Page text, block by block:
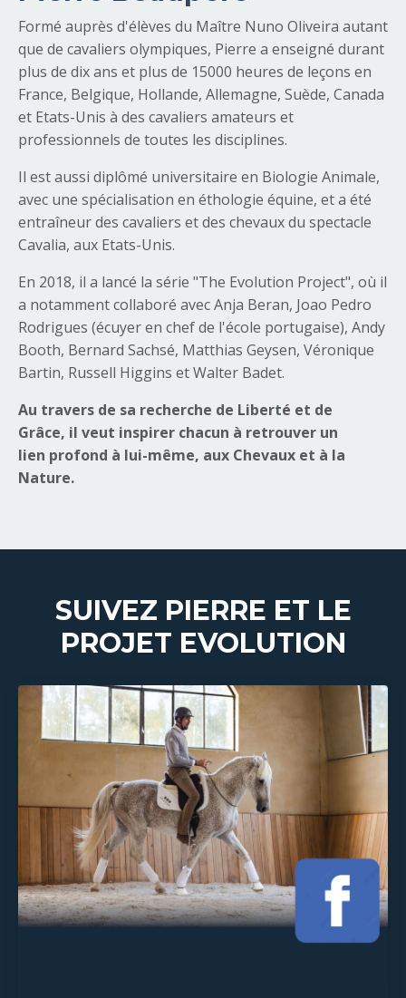
Formé auprès d'élèves du Maître Nuno Oliveira autant
que de cavaliers olympiques, Pierre a enseigné durant
plus de dix ans et plus de 15000 heures de leçons en
France, Belgique, Hollande, Allemagne, Suède, Canada
et Etats-Unis à des cavaliers amateurs et
professionnels de toutes les disciplines.
Il est aussi diplômé universitaire en Biologie Animale,
avec une spécialisation en éthologie équine, et a été
entraîneur des cavaliers et des chevaux du spectacle
Cavalia, aux Etats-Unis.
En 2018, il a lancé la série "The Evolution Project", où il
a notamment collaboré avecAnja Beran, Joao Pedro
Rodrigues (écuyer en chef de l'école portugaise), Andy
Booth, Bernard Sachsé, Matthias Geysen, Véronique
Bartin, Russell Higgins et Walter Badet.
Au travers de sa recherche de Liberté et de
Grâce, il veut inspirer chacun à retrouver un
lien profond à lui-même, aux Chevaux et à la
Nature.
SUIVEZ PIERRE ET LE
PROJET EVOLUTION